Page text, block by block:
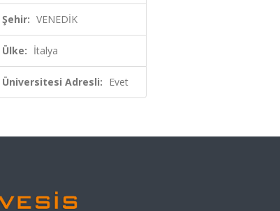
Şehir: VENEDİK
Ülke: İtalya
Adresli: Evet